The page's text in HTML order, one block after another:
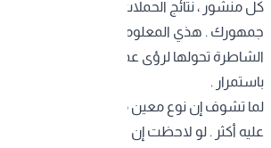
كل منشور ، نتائج الحملات الإعلانية ، وتحليل
جمهورك . هذي المعلومات ما هي بس أرقام
الشاطرة تحولها لرؤى عملية تساعدك تطور
باستمرار .
لما تشوف إن نوع معين من المحتوى يحقق
عليه أكثر . لو لاحظت إن جمهورك يتفاعل في